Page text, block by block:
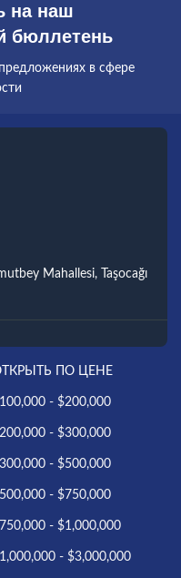
на наш
бюллетень
в сфере
Mahallesi, Taşocağı
ПО ЦЕНЕ
- $200,000
- $300,000
- $500,000
- $750,000
- $1,000,000
- $3,000,000